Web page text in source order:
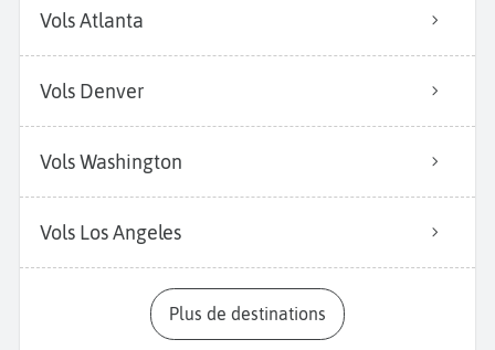
Vols Atlanta
Vols Denver
Vols Washington
Vols Los Angeles
Plus de destinations